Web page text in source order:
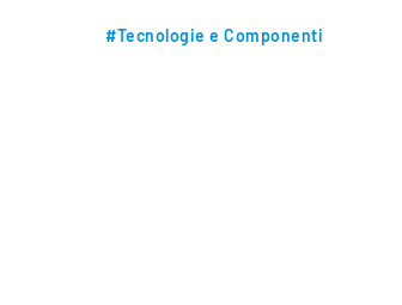
#Tecnologie e Componenti